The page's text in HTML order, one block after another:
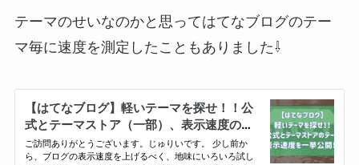
テーマのせいなのかと思ってはてなブログのテー
マ毎に速度を測定したこともありました⇩